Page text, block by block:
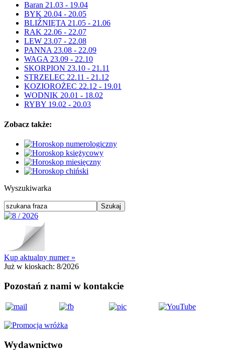
Baran 21.03 - 19.04
BYK 20.04 - 20.05
BLIŹNIĘTA 21.05 - 21.06
RAK 22.06 - 22.07
LEW 23.07 - 22.08
PANNA 23.08 - 22.09
WAGA 23.09 - 22.10
SKORPION 23.10 - 21.11
STRZELEC 22.11 - 21.12
KOZIOROŻEC 22.12 - 19.01
WODNIK 20.01 - 18.02
RYBY 19.02 - 20.03
Zobacz także:
Wyszukiwarka
Kup aktualny numer »
Już w kioskach: 8/2026
Pozostań z nami w kontakcie
Wydawnictwo